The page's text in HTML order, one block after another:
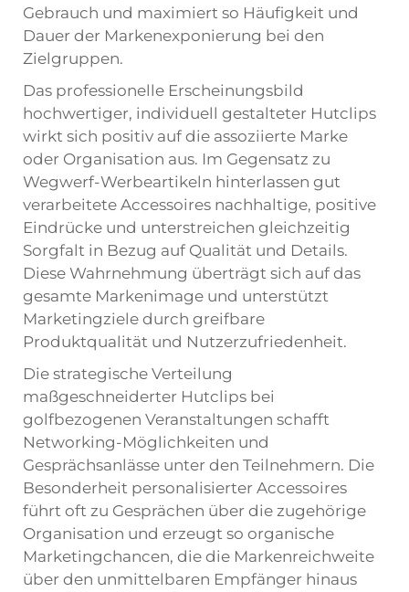
Gebrauch und maximiert so Häufigkeit und
Dauer der Markenexponierung bei den
Zielgruppen.
Das professionelle Erscheinungsbild
hochwertiger, individuell gestalteter Hutclips
wirkt sich positiv auf die assoziierte Marke
oder Organisation aus. Im Gegensatz zu
Wegwerf-Werbeartikeln hinterlassen gut
verarbeitete Accessoires nachhaltige, positive
Eindrücke und unterstreichen gleichzeitig
Sorgfalt in Bezug auf Qualität und Details.
Diese Wahrnehmung überträgt sich auf das
gesamte Markenimage und unterstützt
Marketingziele durch greifbare
Produktqualität und Nutzerzufriedenheit.
Die strategische Verteilung
maßgeschneiderter Hutclips bei
golfbezogenen Veranstaltungen schafft
Networking-Möglichkeiten und
Gesprächsanlässe unter den Teilnehmern. Die
Besonderheit personalisierter Accessoires
führt oft zu Gesprächen über die zugehörige
Organisation und erzeugt so organische
Marketingchancen, die die Markenreichweite
über den unmittelbaren Empfänger hinaus